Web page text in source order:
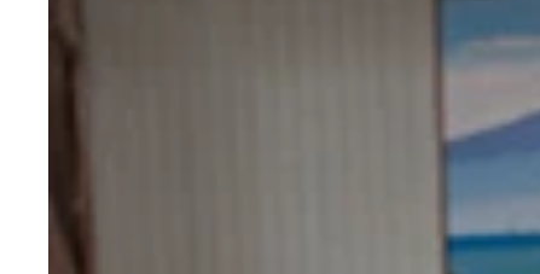
グラビア活動を休止し、女優業に専念していた山